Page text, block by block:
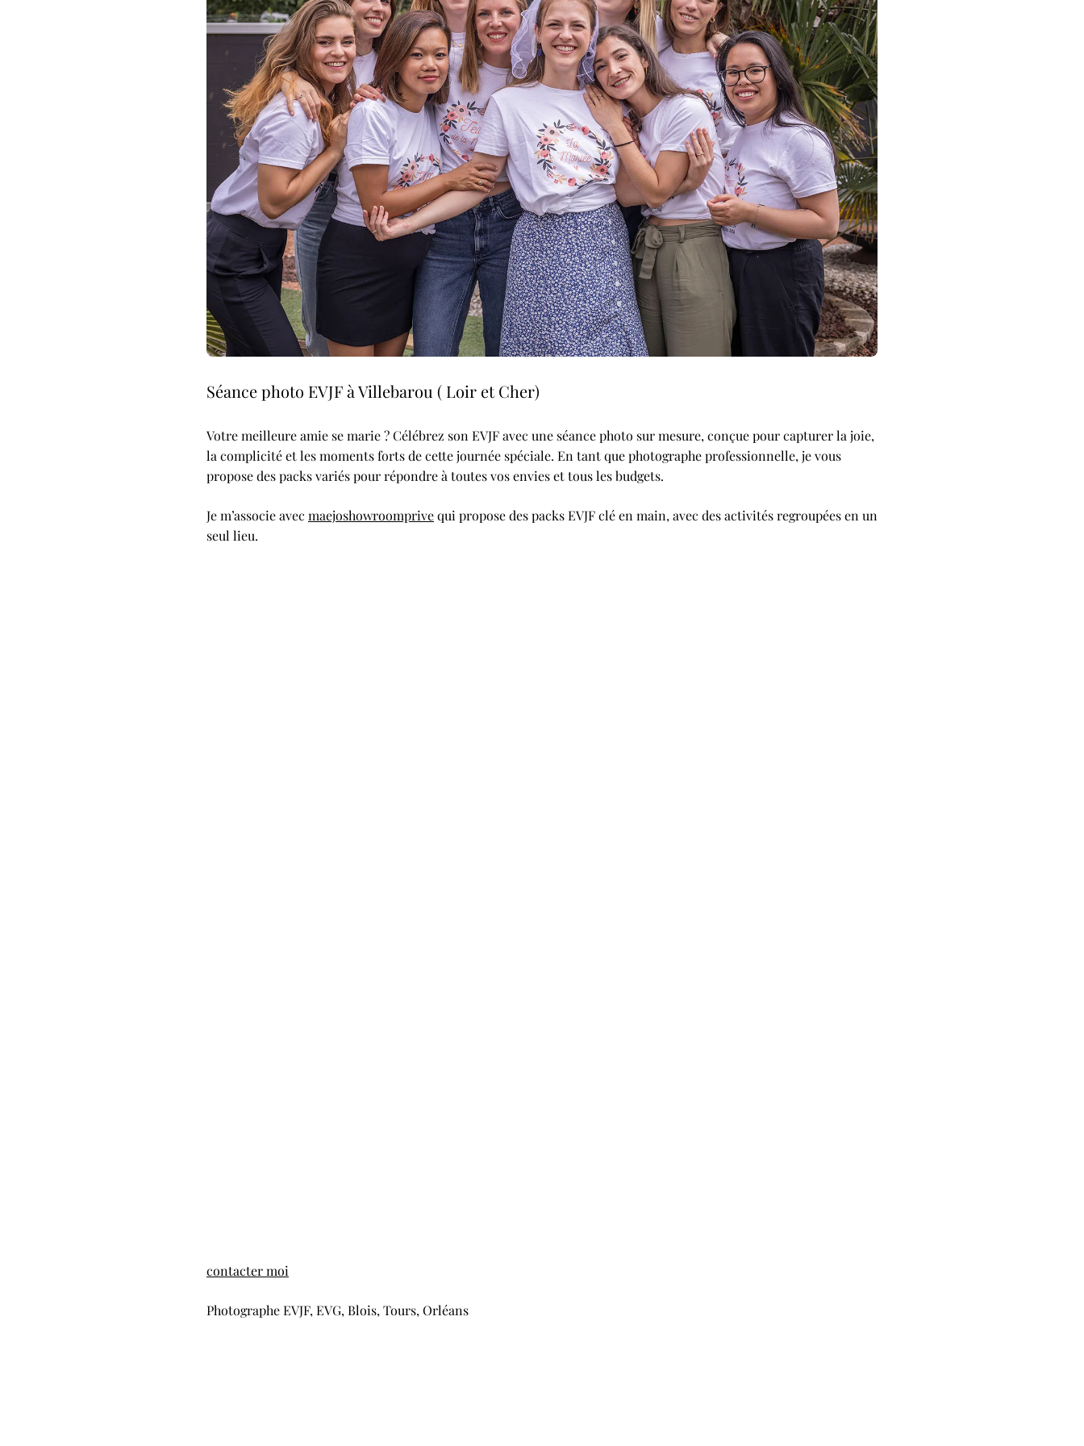
Séance photo EVJF à Villebarou ( Loir et Cher)
Votre meilleure amie se marie ? Célébrez son EVJF avec une séance photo sur mesure, conçue pour capturer la joie,
la complicité et les moments forts de cette journée spéciale. En tant que photographe professionnelle, je vous
propose des packs variés pour répondre à toutes vos envies et tous les budgets.
Je m’associe avec maejoshowroomprivequi propose des packs EVJF clé en main, avec des activités regroupées en un
seul lieu.
contacter moi
Photographe EVJF, EVG, Blois, Tours, Orléans